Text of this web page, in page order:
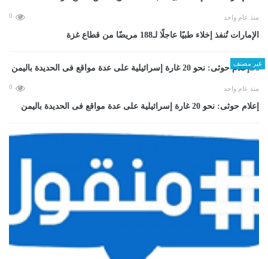
منذ عام واحد 0
الإمارات تُنفذ إخلاء طبيًا عاجلًا لـ188 مريضًا من قطاع غزة
غير مصنف
منذ عام واحد 0
إعلام حوثى: نحو 20 غارة إسرائيلية على عدة مواقع فى الحديدة باليمن